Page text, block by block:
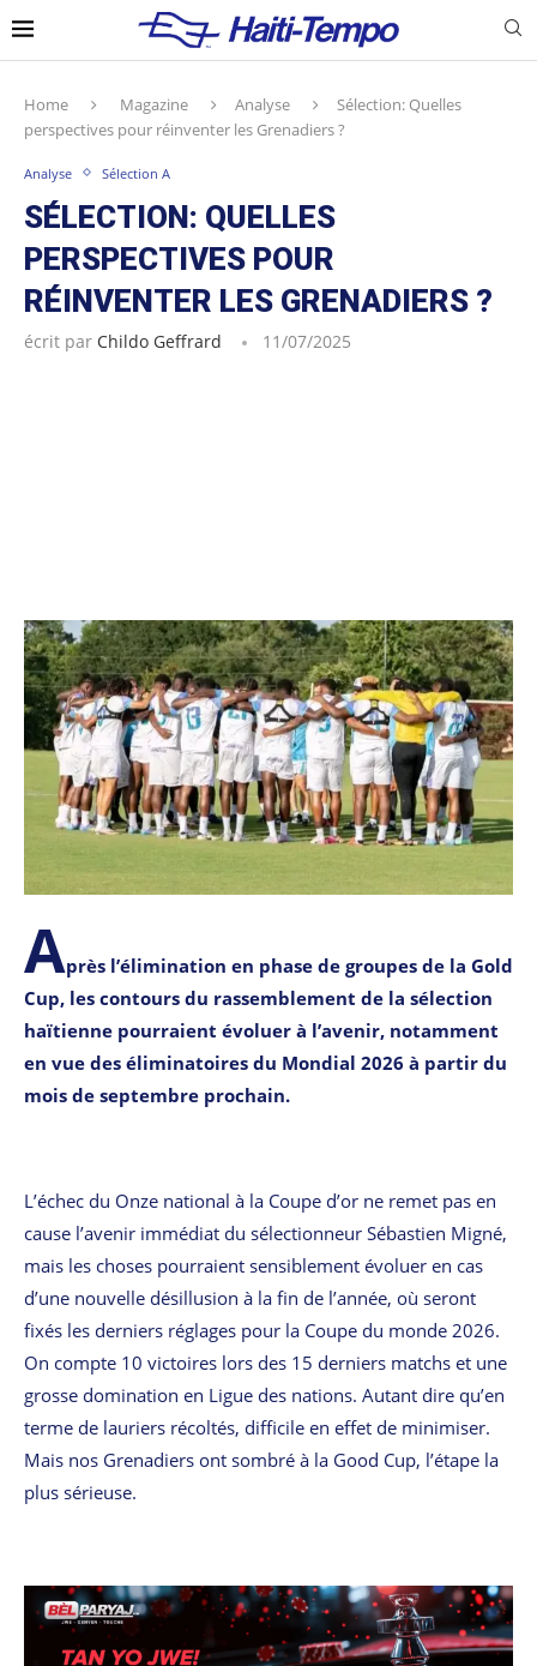
Home Magazine Analyse
Sélection: Quelles
perspectives pour réinventer les Grenadiers ?
Analyse Sélection A
SÉLECTION: QUELLES
PERSPECTIVES POUR
RÉINVENTER LES GRENADIERS ?
écrit par Childo Geffrard 11/07/2025
Après l’élimination en phase de groupes de la Gold
Cup, les contours du rassemblement de la sélection
haïtienne pourraient évoluer à l’avenir, notamment
en vue des éliminatoires du Mondial 2026 à partir du
mois de septembre prochain.
L’échec du Onze national à la Coupe d’or ne remet pas en
cause l’avenir immédiat du sélectionneur Sébastien Migné,
mais les choses pourraient sensiblement évoluer en cas
d’une nouvelle désillusion à la fin de l’année, où seront
fixés les derniers réglages pour la Coupe du monde 2026.
On compte 10 victoires lors des 15 derniers matchs et une
grosse domination en Ligue des nations. Autant dire qu’en
terme de lauriers récoltés, difficile en effet de minimiser.
Mais nos Grenadiers ont sombré à la Good Cup, l’étape la
plus sérieuse.